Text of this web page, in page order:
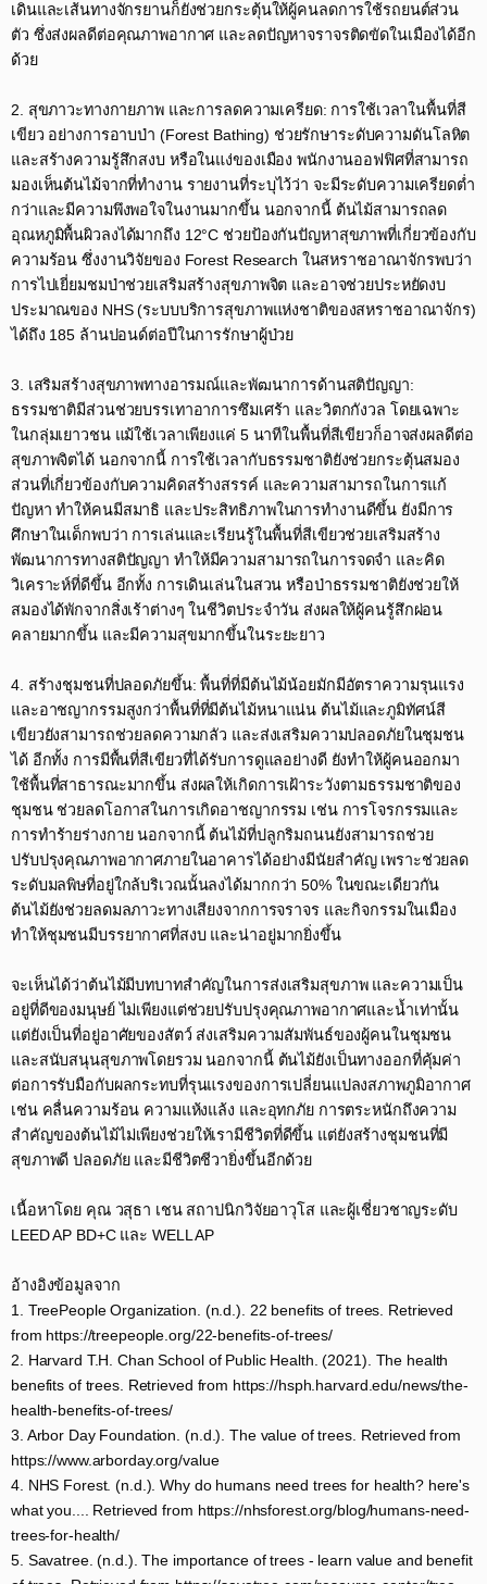
เดินและเส้นทางจักรยานก็ยังช่วยกระตุ้นให้ผู้คนลดการใช้รถยนต์ส่วน
ตัว ซึ่งส่งผลดีต่อคุณภาพอากาศ และลดปัญหาจราจรติดขัดในเมืองได้อีก
ด้วย​
2. สุขภาวะทางกายภาพ และการลดความเครียด: การใช้เวลาในพื้นที่สี
เขียว อย่างการอาบป่า (Forest Bathing) ช่วยรักษาระดับความดันโลหิต
และสร้างความรู้สึกสงบ หรือในแง่ของเมือง พนักงานออฟฟิศที่สามารถ
มองเห็นต้นไม้จากที่ทำงาน รายงานที่ระบุไว้ว่า จะมีระดับความเครียดต่ำ
กว่าและมีความพึงพอใจในงานมากขึ้น นอกจากนี้ ต้นไม้สามารถลด
อุณหภูมิพื้นผิวลงได้มากถึง 12°C ช่วยป้องกันปัญหาสุขภาพที่เกี่ยวข้องกับ
ความร้อน ซึ่งงานวิจัยของ Forest Research ในสหราชอาณาจักรพบว่า
การไปเยี่ยมชมป่าช่วยเสริมสร้างสุขภาพจิต และอาจช่วยประหยัดงบ
ประมาณของ NHS (ระบบบริการสุขภาพแห่งชาติของสหราชอาณาจักร)
ได้ถึง 185 ล้านปอนด์ต่อปีในการรักษาผู้ป่วย​
3. เสริมสร้างสุขภาพทางอารมณ์และพัฒนาการด้านสติปัญญา:
ธรรมชาติมีส่วนช่วยบรรเทาอาการซึมเศร้า และวิตกกังวล โดยเฉพาะ
ในกลุ่มเยาวชน แม้ใช้เวลาเพียงแค่ 5 นาทีในพื้นที่สีเขียวก็อาจส่งผลดีต่อ
สุขภาพจิตได้ นอกจากนี้ การใช้เวลากับธรรมชาติยังช่วยกระตุ้นสมอง
ส่วนที่เกี่ยวข้องกับความคิดสร้างสรรค์ และความสามารถในการแก้
ปัญหา ทำให้คนมีสมาธิ และประสิทธิภาพในการทำงานดีขึ้น ยังมีการ
ศึกษาในเด็กพบว่า การเล่นและเรียนรู้ในพื้นที่สีเขียวช่วยเสริมสร้าง
พัฒนาการทางสติปัญญา ทำให้มีความสามารถในการจดจำ และคิด
วิเคราะห์ที่ดีขึ้น อีกทั้ง การเดินเล่นในสวน หรือป่าธรรมชาติยังช่วยให้
สมองได้พักจากสิ่งเร้าต่างๆ ในชีวิตประจำวัน ส่งผลให้ผู้คนรู้สึกผ่อน
คลายมากขึ้น และมีความสุขมากขึ้นในระยะยาว​
4. สร้างชุมชนที่ปลอดภัยขึ้น: พื้นที่ที่มีต้นไม้น้อยมักมีอัตราความรุนแรง
และอาชญากรรมสูงกว่าพื้นที่ที่มีต้นไม้หนาแน่น ต้นไม้และภูมิทัศน์สี
เขียวยังสามารถช่วยลดความกลัว และส่งเสริมความปลอดภัยในชุมชน
ได้ อีกทั้ง การมีพื้นที่สีเขียวที่ได้รับการดูแลอย่างดี ยังทำให้ผู้คนออกมา
ใช้พื้นที่สาธารณะมากขึ้น ส่งผลให้เกิดการเฝ้าระวังตามธรรมชาติของ
ชุมชน ช่วยลดโอกาสในการเกิดอาชญากรรม เช่น การโจรกรรมและ
การทำร้ายร่างกาย นอกจากนี้ ต้นไม้ที่ปลูกริมถนนยังสามารถช่วย
ปรับปรุงคุณภาพอากาศภายในอาคารได้อย่างมีนัยสำคัญ เพราะช่วยลด
ระดับมลพิษที่อยู่ใกล้บริเวณนั้นลงได้มากกว่า 50% ในขณะเดียวกัน
ต้นไม้ยังช่วยลดมลภาวะทางเสียงจากการจราจร และกิจกรรมในเมือง
ทำให้ชุมชนมีบรรยากาศที่สงบ และน่าอยู่มากยิ่งขึ้น​
จะเห็นได้ว่าต้นไม้มีบทบาทสำคัญในการส่งเสริมสุขภาพ และความเป็น
อยู่ที่ดีของมนุษย์ ไม่เพียงแต่ช่วยปรับปรุงคุณภาพอากาศและน้ำเท่านั้น
แต่ยังเป็นที่อยู่อาศัยของสัตว์ ส่งเสริมความสัมพันธ์ของผู้คนในชุมชน
และสนับสนุนสุขภาพโดยรวม นอกจากนี้ ต้นไม้ยังเป็นทางออกที่คุ้มค่า
ต่อการรับมือกับผลกระทบที่รุนแรงของการเปลี่ยนแปลงสภาพภูมิอากาศ
เช่น คลื่นความร้อน ความแห้งแล้ง และอุทกภัย การตระหนักถึงความ
สำคัญของต้นไม้ไม่เพียงช่วยให้เรามีชีวิตที่ดีขึ้น แต่ยังสร้างชุมชนที่มี
สุขภาพดี ปลอดภัย และมีชีวิตชีวายิ่งขึ้นอีกด้วย​
เนื้อหาโดย คุณ วสุธา เชน สถาปนิกวิจัยอาวุโส และผู้เชี่ยวชาญระดับ
LEED AP BD+C และ WELL AP​
อ้างอิงข้อมูลจาก​
1. TreePeople Organization. (n.d.). 22 benefits of trees. Retrieved
from https://treepeople.org/22-benefits-of-trees/​
2. Harvard T.H. Chan School of Public Health. (2021). The health
benefits of trees. Retrieved from https://hsph.harvard.edu/news/the-
health-benefits-of-trees/​
3. Arbor Day Foundation. (n.d.). The value of trees. Retrieved from
https://www.arborday.org/value​
4. NHS Forest. (n.d.). Why do humans need trees for health? here's
what you.... Retrieved from https://nhsforest.org/blog/humans-need-
trees-for-health/​
5. Savatree. (n.d.). The importance of trees - learn value and benefit